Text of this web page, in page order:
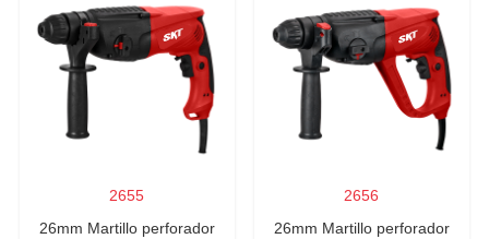
2655
26mm Martillo perforador
2656
26mm Martillo perforador